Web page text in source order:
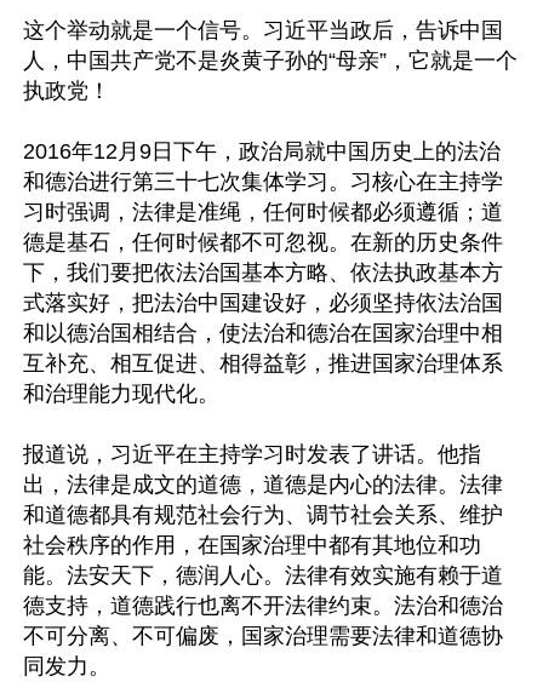
这个举动就是一个信号。习近平当政后，告诉中国
人，中国共产党不是炎黄子孙的“母亲”，它就是一个
执政党！
2016年12月9日下午，政治局就中国历史上的法治
和德治进行第三十七次集体学习。习核心在主持学
习时强调，法律是准绳，任何时候都必须遵循；道
德是基石，任何时候都不可忽视。在新的历史条件
下，我们要把依法治国基本方略、依法执政基本方
式落实好，把法治中国建设好，必须坚持依法治国
和以德治国相结合，使法治和德治在国家治理中相
互补充、相互促进、相得益彰，推进国家治理体系
和治理能力现代化。
报道说，习近平在主持学习时发表了讲话。他指
出，法律是成文的道德，道德是内心的法律。法律
和道德都具有规范社会行为、调节社会关系、维护
社会秩序的作用，在国家治理中都有其地位和功
能。法安天下，德润人心。法律有效实施有赖于道
德支持，道德践行也离不开法律约束。法治和德治
不可分离、不可偏废，国家治理需要法律和道德协
同发力。